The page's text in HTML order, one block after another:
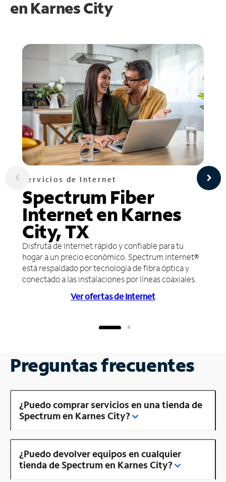
en Karnes City
Servicios de Internet
Spectrum Fiber
Internet en Karnes
City, TX
Disfruta de Internet rápido y confiable para tu
hogar a un precio económico. Spectrum Internet®
está respaldado por tecnología de fibra óptica y
conectado a las instalaciones por líneas coaxiales.
Ver ofertas de Internet
Preguntas frecuentes
¿Puedo comprar servicios en una tienda de
Spectrum en Karnes City?
¿Puedo devolver equipos en cualquier
tienda de Spectrum en Karnes City?